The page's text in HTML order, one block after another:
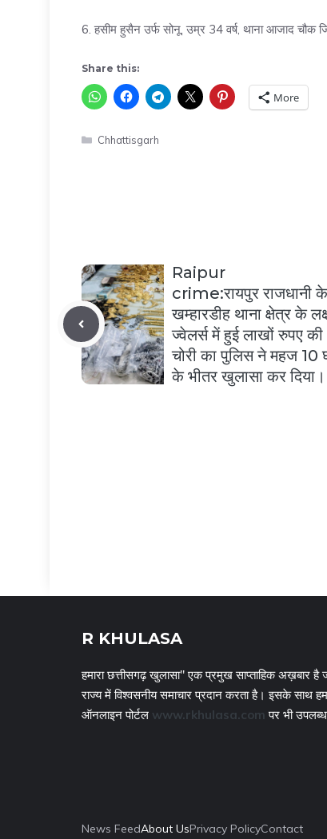
6. हसीम हुसैन उर्फ सोनू, उम्र 34 वर्ष, थाना आजाद चौक
Share this:
More
Categories
Chhattisgarh
Raipur
crime:रायपुर राजधानी के
खम्हारडीह थाना क्षेत्र के
ज्वेलर्स में हुई लाखों रुपए की
चोरी का पुलिस ने महज 10
के भीतर खुलासा कर दिया।
R KHULASA
हमारा छत्तीसगढ़ खुलासा" एक प्रमुख साप्ताहिक अख़बार है
राज्य में विश्वसनीय समाचार प्रदान करता है। इसके साथ
ऑनलाइन पोर्टल www.rkhulasa.com पर भी
News FeedAbout UsPrivacy PolicyContact